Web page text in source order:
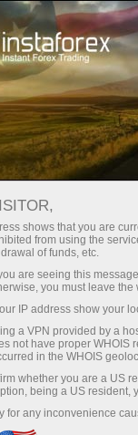
สำหรับ
เ
เครื่องชี้วัดภ
ของตัวเล
(GDP), ผ
และข้อมูลท
สถานการ
ประเทศ ซึ่ง
shows that you are
from using the
of funds, etc.
are seeing this
you must leave
IP address show your
a VPN provided by a
not have proper WHOIS
in the WHOIS
whether you are a US
being a US resident,
for any inconvenience